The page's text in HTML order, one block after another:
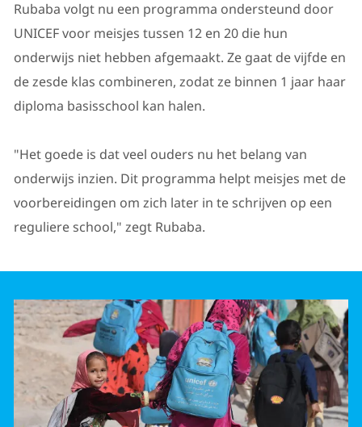
Rubaba volgt nu een programma ondersteund door
UNICEF voor meisjes tussen 12 en 20 die hun
onderwijs niet hebben afgemaakt. Ze gaat de vijfde en
de zesde klas combineren, zodat ze binnen 1 jaar haar
diploma basisschool kan halen.
"Het goede is dat veel ouders nu het belang van
onderwijs inzien. Dit programma helpt meisjes met de
voorbereidingen om zich later in te schrijven op een
reguliere school," zegt Rubaba.